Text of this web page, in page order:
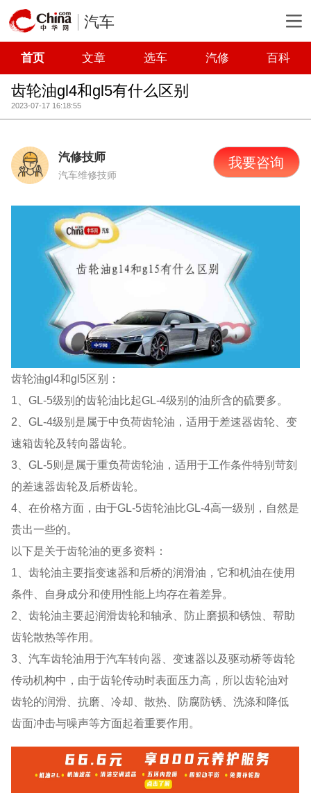
汽车
首页 文章 选车 汽修 百科
齿轮油gl4和gl5有什么区别
2023-07-17 16:18:55
汽修技师
汽车维修技师
我要咨询
齿轮油gl4和gl5区别：
1、GL-5级别的齿轮油比起GL-4级别的油所含的硫要多。
2、GL-4级别是属于中负荷齿轮油，适用于差速器齿轮、变
速箱齿轮及转向器齿轮。
3、GL-5则是属于重负荷齿轮油，适用于工作条件特别苛刻
的差速器齿轮及后桥齿轮。
4、在价格方面，由于GL-5齿轮油比GL-4高一级别，自然是
贵出一些的。
以下是关于齿轮油的更多资料：
1、齿轮油主要指变速器和后桥的润滑油，它和机油在使用
条件、自身成分和使用性能上均存在着差异。
2、齿轮油主要起润滑齿轮和轴承、防止磨损和锈蚀、帮助
齿轮散热等作用。
3、汽车齿轮油用于汽车转向器、变速器以及驱动桥等齿轮
传动机构中，由于齿轮传动时表面压力高，所以齿轮油对
齿轮的润滑、抗磨、冷却、散热、防腐防锈、洗涤和降低
齿面冲击与噪声等方面起着重要作用。